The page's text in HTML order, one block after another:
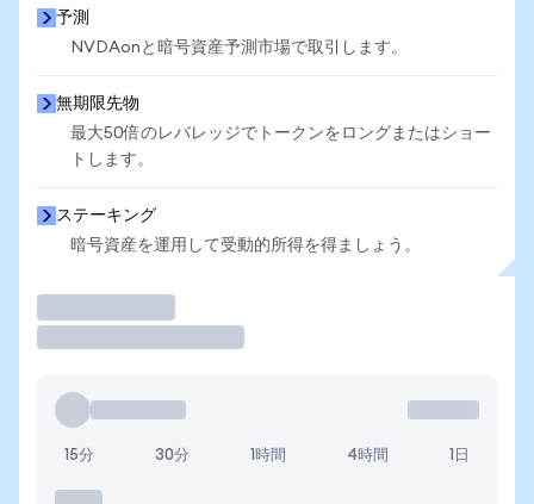
予測
NVDAonと暗号資産予測市場で取引します。
無期限先物
最大50倍のレバレッジでトークンをロングまたはショー
トします。
ステーキング
暗号資産を運用して受動的所得を得ましょう。
15分 30分 1時間 4時間 1日